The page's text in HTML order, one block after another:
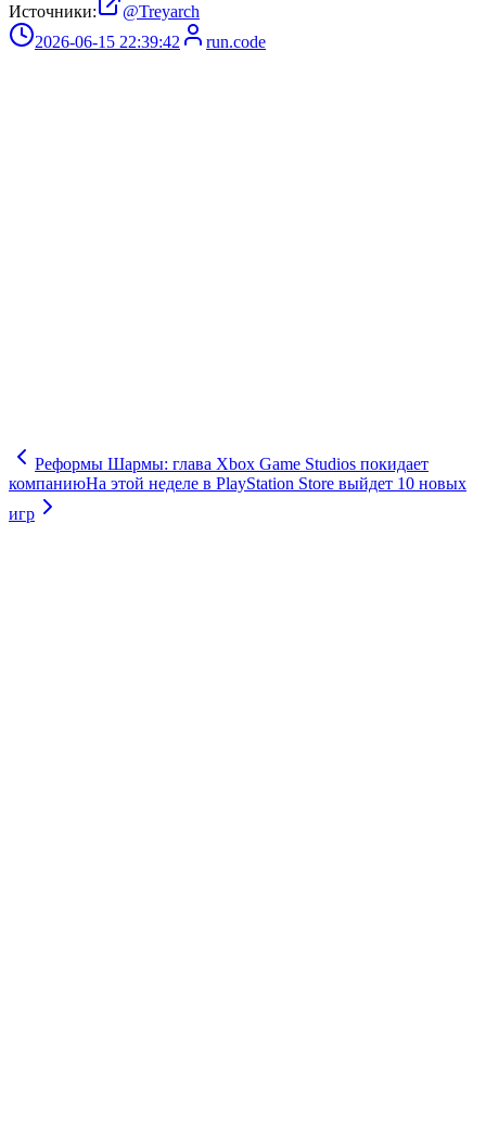
Источники:
@Treyarch
2026-06-15 22:39:42
run.code
Реформы Шармы: глава Xbox Game Studios покидает
компаниюНа этой неделе в PlayStation Store выйдет 10 новых
игр